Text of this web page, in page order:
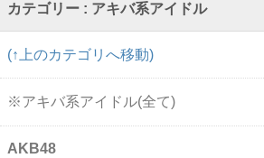
カテゴリー : アキバ系アイドル
(↑上のカテゴリへ移動)
※アキバ系アイドル(全て)
AKB48